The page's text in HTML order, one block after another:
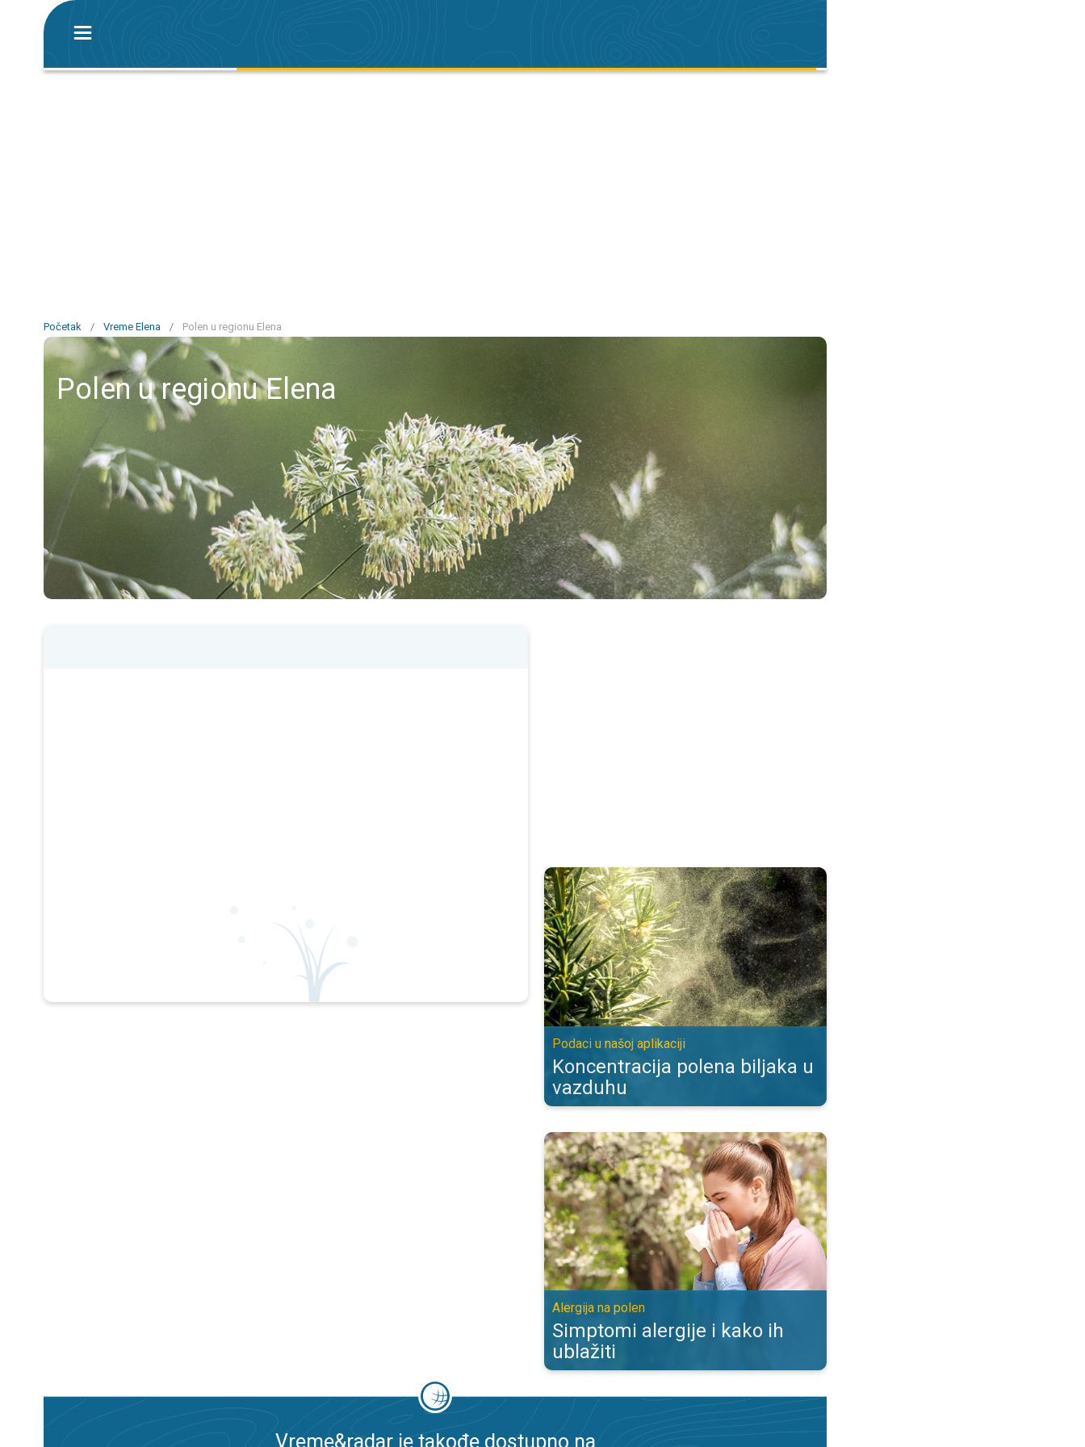
Početak / Vreme Elena / Polen u regionu Elena
Polen u regionu Elena
Koncentracija polena biljaka u vazduhu. Podaci u našoj aplikaciji. . .
Podaci u našoj aplikaciji
Koncentracija polena biljaka u
vazduhu
Simptomi alergije i kako ih ublažiti. Alergija na polen. . .
Alergija na polen
Simptomi alergije i kako ih
ublažiti
Vreme&radar je takođe dostupno na